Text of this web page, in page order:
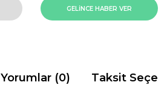
GELİNCE HABER VER
Yorumlar (0) Taksit